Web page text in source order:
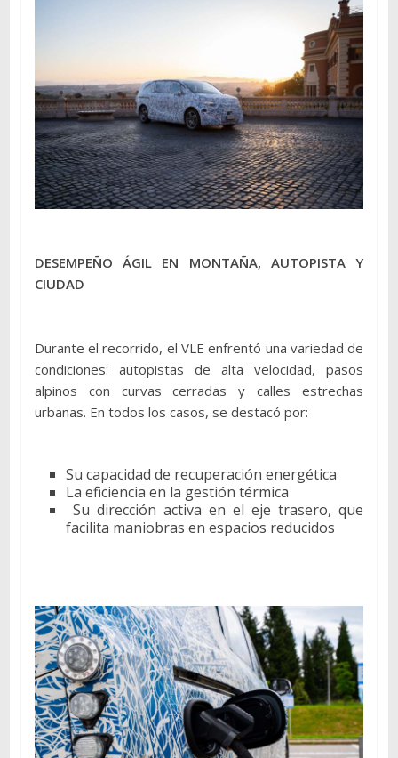
DESEMPEÑO ÁGIL EN MONTAÑA, AUTOPISTA Y
CIUDAD
Durante el recorrido, el VLE enfrentó una variedad de
condiciones: autopistas de alta velocidad, pasos
alpinos con curvas cerradas y calles estrechas
urbanas. En todos los casos, se destacó por:
Su capacidad de recuperación energética
La eficiencia en la gestión térmica
Su dirección activa en el eje trasero, que
facilita maniobras en espacios reducidos